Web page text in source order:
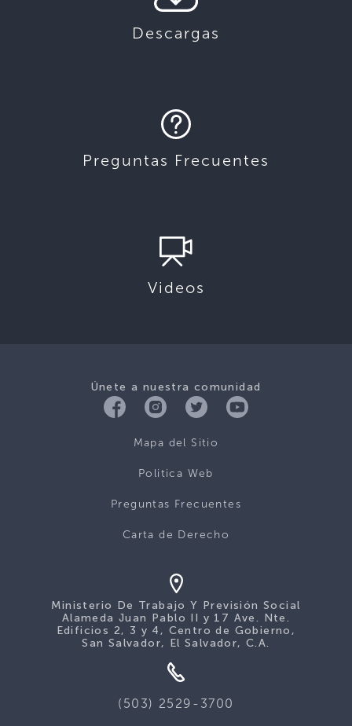
Descargas
Preguntas Frecuentes
Videos
Únete a nuestra comunidad
Mapa del Sitio
Politica Web
Preguntas Frecuentes
Carta de Derecho
Ministerio De Trabajo Y Previsión Social
Alameda Juan Pablo II y 17 Ave. Nte.
Edificios 2, 3 y 4, Centro de Gobierno,
San Salvador, El Salvador, C.A.
(503) 2529-3700